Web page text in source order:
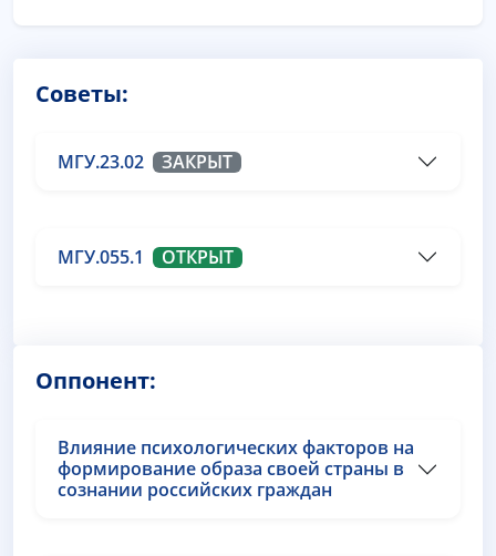
Советы:
МГУ.23.02 ЗАКРЫТ
МГУ.055.1 ОТКРЫТ
Оппонент:
Влияние психологических факторов на
формирование образа своей страны в
сознании российских граждан